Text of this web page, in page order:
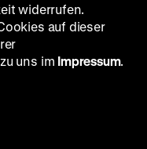
widerrufen.
auf dieser
uns im Impressum.